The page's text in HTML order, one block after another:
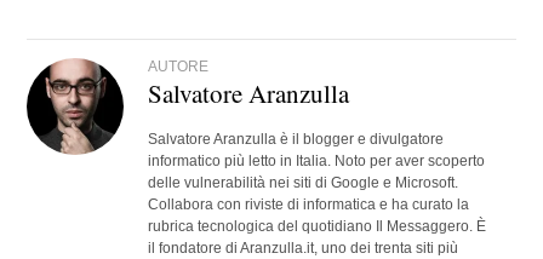
AUTORE
Salvatore Aranzulla
Salvatore Aranzulla è il blogger e divulgatore
informatico più letto in Italia. Noto per aver scoperto
delle vulnerabilità nei siti di Google e Microsoft.
Collabora con riviste di informatica e ha curato la
rubrica tecnologica del quotidiano Il Messaggero. È
il fondatore di Aranzulla.it, uno dei trenta siti più